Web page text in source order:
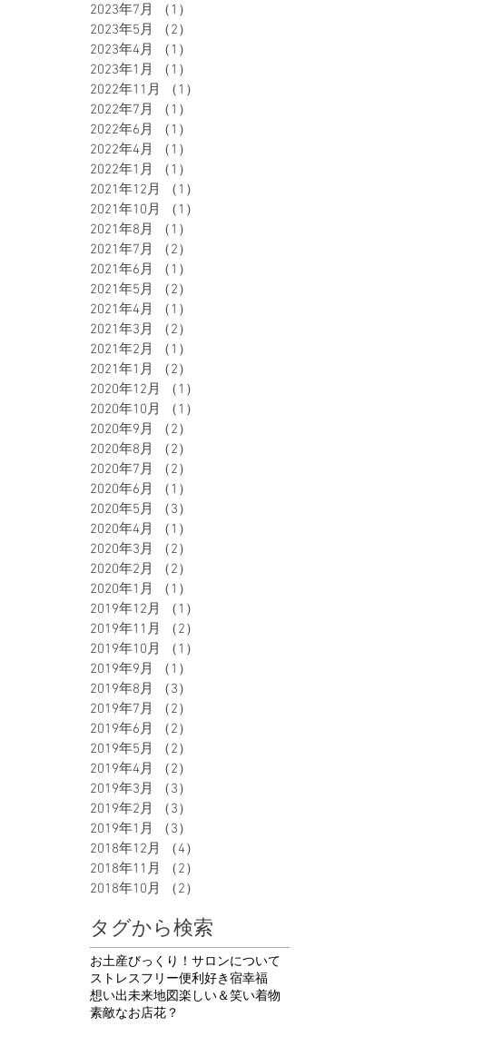
2023年7月
（1）
2023年5月
（2）
2023年4月
（1）
2023年1月
（1）
2022年11月
（1）
2022年7月
（1）
2022年6月
（1）
2022年4月
（1）
2022年1月
（1）
2021年12月
（1）
2021年10月
（1）
2021年8月
（1）
2021年7月
（2）
2021年6月
（1）
2021年5月
（2）
2021年4月
（1）
2021年3月
（2）
2021年2月
（1）
2021年1月
（2）
2020年12月
（1）
2020年10月
（1）
2020年9月
（2）
2020年8月
（2）
2020年7月
（2）
2020年6月
（1）
2020年5月
（3）
2020年4月
（1）
2020年3月
（2）
2020年2月
（2）
2020年1月
（1）
2019年12月
（1）
2019年11月
（2）
2019年10月
（1）
2019年9月
（1）
2019年8月
（3）
2019年7月
（2）
2019年6月
（2）
2019年5月
（2）
2019年4月
（2）
2019年3月
（3）
2019年2月
（3）
2019年1月
（3）
2018年12月
（4）
2018年11月
（2）
2018年10月
（2）
タグから検索
お土産びっくり！ サロンについて
ストレスフリー便利好き宿幸福
想い出未来地図楽しい＆笑い着物
素敵なお店花 ？